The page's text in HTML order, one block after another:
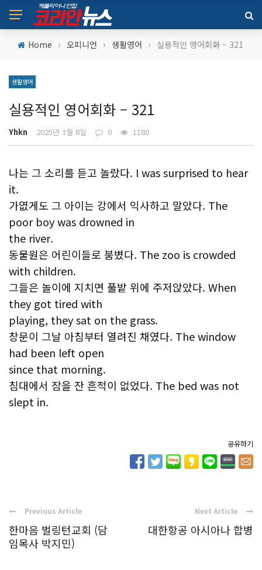
Home › 오피니언 › 생활영어 › 실용적인 영어회화 – 321
생활영어
실용적인 영어회화 – 321
Yhkn 2025년 3월 8일 0 1180
나는 그 소리를 듣고 놀랐다. I was surprised to hear
it.
가엾게도 그 아이는 강에서 익사하고 말았다. The
poor boy was drowned in
the river.
동물원은 어린이들로 붐볐다. The zoo is crowded
with children.
그들은 놀이에 지치면 풀밭 위에 주저앉았다. When
they got tired with
playing, they sat on the grass.
창문이 그날 아침부터 열려진 채였다. The window
had been left open
since that morning.
침대에서 잠을 잔 흔적이 없었다. The bed was not
slept in.
공유하기
Previous Article
한마음 벌링턴교회 (담
임목사 박지민)
Next Article
대한항공 아시아나 합병